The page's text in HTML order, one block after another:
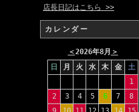
店長日記はこちら >>
カレンダー
＜2026年8月 ＞
日
月 火 水 木 金
土
1
2
3 4 5 6 7
8